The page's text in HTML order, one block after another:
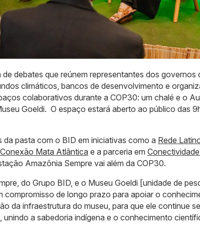
debates que reúnem representantes dos governos
climáticos, bancos de desenvolvimento e
colaborativos durante a COP30: um chalé e o
Goeldi. O espaço estará aberto ao público das
pasta com o BID em iniciativas como a Rede
Conexão Mata Atlântica e a parceria em
Amazônia Sempre vai além da COP30.
do Grupo BID, e o Museu Goeldi [unidade de
compromisso de longo prazo para apoiar o
da infraestrutura do museu, para que ele continue
a sabedoria indígena e o conhecimento